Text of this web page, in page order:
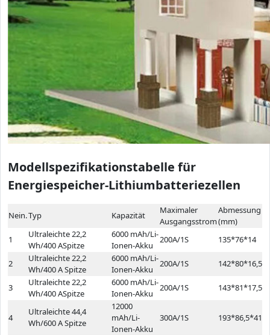
Modellspezifikationstabelle für
Energiespeicher-Lithiumbatteriezellen
Nein.Typ Kapazität
Maximaler
Ausgangsstrom
Abmessung
(mm)
1
Ultraleichte 22,2
Wh/400 ASpitze
6000 mAh/Li-
Ionen-Akku
200A/1S 135*76*14
2
Ultraleichte 22,2
Wh/400 A Spitze
6000 mAh/Li-
Ionen-Akku
200A/1S 142*80*16,5
3
Ultraleichte 22,2
Wh/400 ASpitze
6000 mAh/Li-
Ionen-Akku
200A/1S 143*81*17,5
4
Ultraleichte 44,4
Wh/600 A Spitze
12000
mAh/Li-
Ionen-Akku
300A/1S 193*86,5*41,5